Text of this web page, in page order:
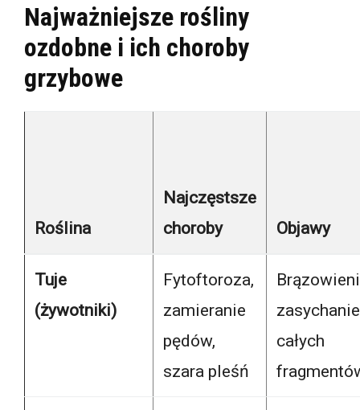
Najważniejsze rośliny
ozdobne i ich choroby
grzybowe
Roślina
Najczęstsze
choroby
Objawy
Tuje
(żywotniki)
Fytoftoroza,
zamieranie
pędów,
szara pleśń
zasychanie
całych